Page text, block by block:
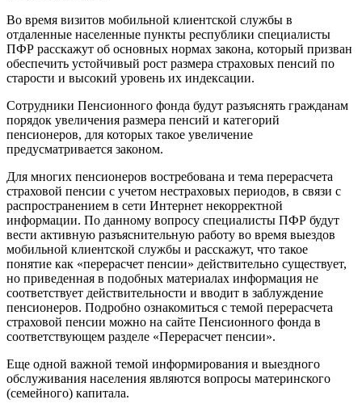
Во время визитов мобильной клиентской службы в
отдаленные населенные пункты республики специалисты
ПФР расскажут об основных нормах закона, который призван
обеспечить устойчивый рост размера страховых пенсий по
старости и высокий уровень их индексации.
Сотрудники Пенсионного фонда будут разъяснять гражданам
порядок увеличения размера пенсий и категорий
пенсионеров, для которых такое увеличение
предусматривается законом.
Для многих пенсионеров востребована и тема перерасчета
страховой пенсии с учетом нестраховых периодов, в связи с
распространением в сети Интернет некорректной
информации. По данному вопросу специалисты ПФР будут
вести активную разъяснительную работу во время выездов
мобильной клиентской службы и расскажут, что такое
понятие как «перерасчет пенсии» действительно существует,
но приведенная в подобных материалах информация не
соответствует действительности и вводит в заблуждение
пенсионеров. Подробно ознакомиться с темой перерасчета
страховой пенсии можно на сайте Пенсионного фонда в
соответствующем разделе «Перерасчет пенсии».
Еще одной важной темой информирования и выездного
обслуживания населения являются вопросы материнского
(семейного) капитала.